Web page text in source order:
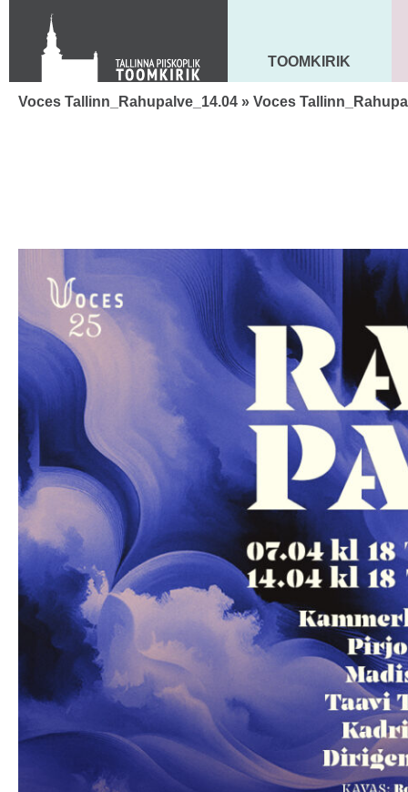
KONTAKT
Toom-Kooli 6, 10130 TALLINN
tallinna.toom@eelk.ee
MAARJA KIRIK
TOOMKIRIK
Voces Tallinn_Rahupalve_14.04 » Voces